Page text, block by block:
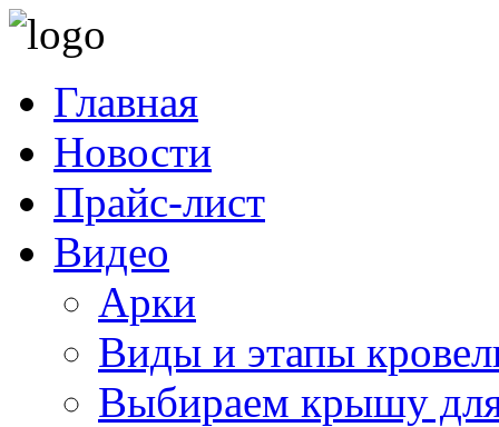
Главная
Новости
Прайс-лист
Видео
Арки
Виды и этапы
Выбираем крышу